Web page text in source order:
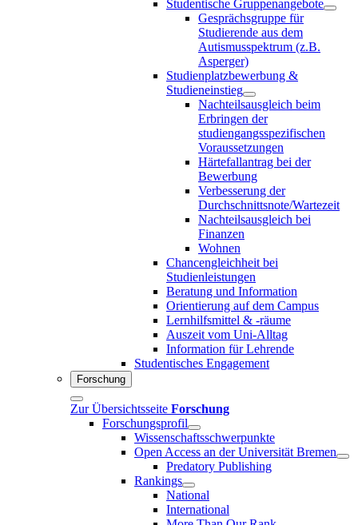
Studentische Gruppenangebote
Gesprächsgruppe für
Studierende aus dem
Autismusspektrum (z.B.
Asperger)
Studienplatzbewerbung &
Studieneinstieg
Nachteilsausgleich beim
Erbringen der
studiengangsspezifischen
Voraussetzungen
Härtefallantrag bei der
Bewerbung
Verbesserung der
Durchschnittsnote/Wartezeit
Nachteilsausgleich bei
Finanzen
Wohnen
Chancengleichheit bei
Studienleistungen
Beratung und Information
Orientierung auf dem Campus
Lernhilfsmittel & -räume
Auszeit vom Uni-Alltag
Information für Lehrende
Studentisches Engagement
Forschung
Zur Übersichtsseite Forschung
Forschungsprofil
Wissenschaftsschwerpunkte
Open Access an der Universität Bremen
Predatory Publishing
Rankings
National
International